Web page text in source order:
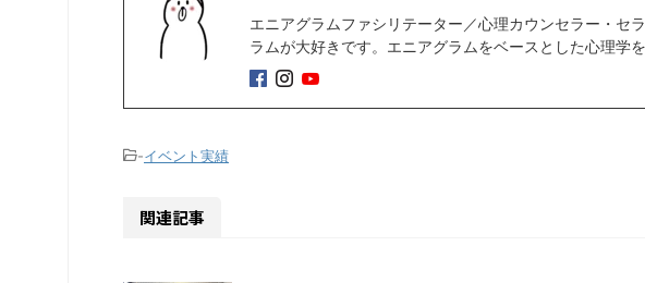
エニアグラムファシリテーター／心理カウンセラー・セ
ラムが大好きです。エニアグラムをベースとした心理学
-イベント実績
関連記事